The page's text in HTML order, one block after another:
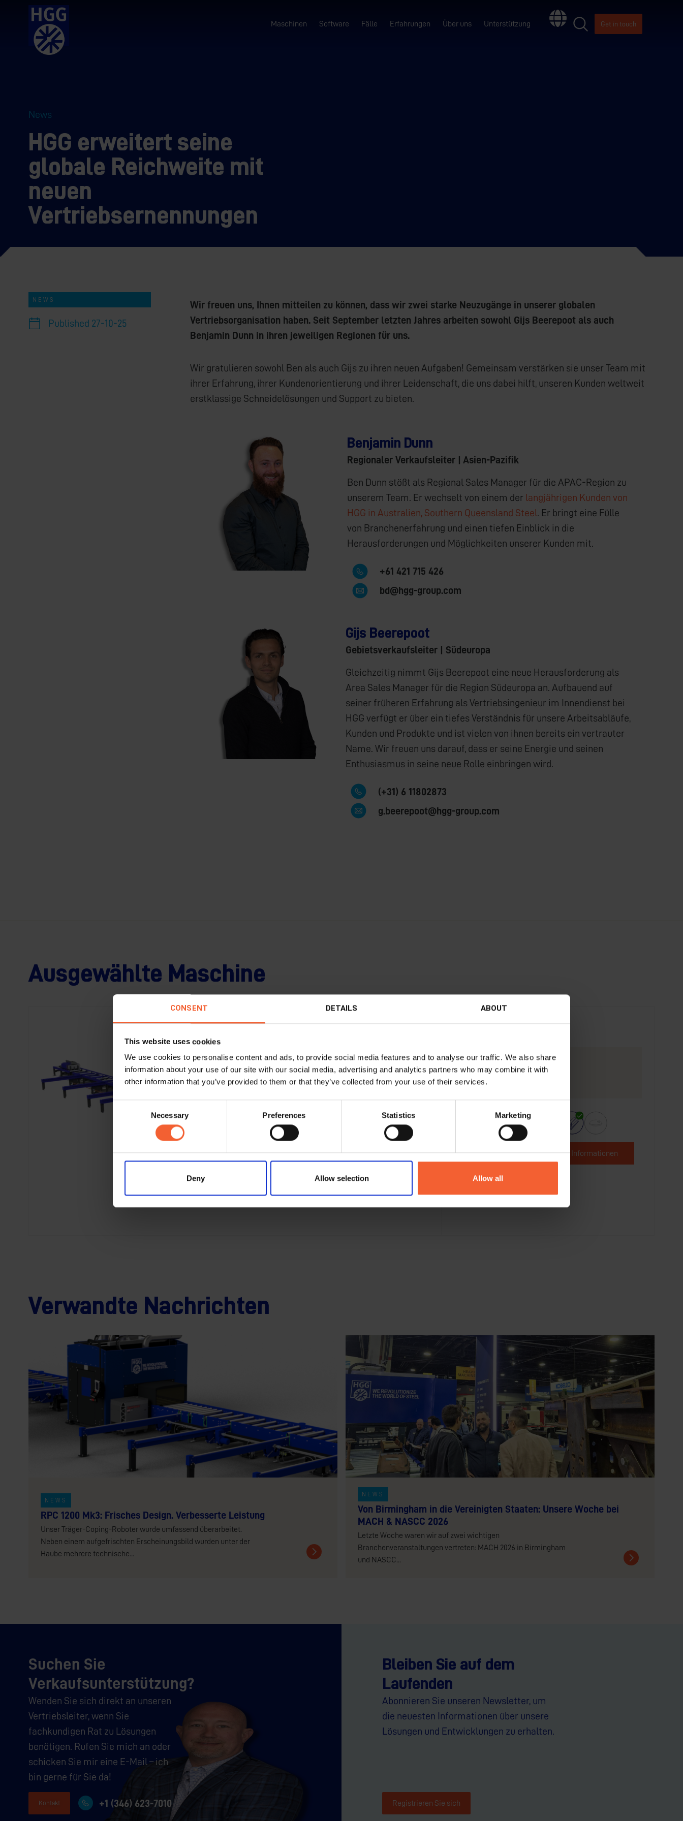
CONSENT DETAILS ABOUT
This website uses cookies
We use cookies to personalise content and ads, to provide social media features and to analyse our traffic. We also share
information about your use of our site with our social media, advertising and analytics partners who may combine it with
other information that you’ve provided to them or that they’ve collected from your use of their services.
Necessary Preferences Statistics Marketing
Deny Allow selection Allow all
Maschinen Software Fälle Erfahrungen Über uns Unterstützung Get in touch
News
HGG erweitert seine
globale Reichweite mit
neuen
Vertriebsernennungen
NEWS
Published 27-10-25
Wir freuen uns, Ihnen mitteilen zu können, dass wir zwei starke Neuzugänge in unserer globalen
Vertriebsorganisation haben. Seit September letzten Jahres arbeiten sowohl Gijs Beerepoot als auch
Benjamin Dunn in ihren jeweiligen Regionen für uns.
Wir gratulieren sowohl Ben als auch Gijs zu ihren neuen Aufgaben! Gemeinsam verstärken sie unser Team mit
ihrer Erfahrung, ihrer Kundenorientierung und ihrer Leidenschaft, die uns dabei hilft, unseren Kunden weltweit
erstklassige Schneidelösungen und Support zu bieten.
Benjamin Dunn
Regionaler Verkaufsleiter | Asien-Pazifik
Ben Dunn stößt als Regional Sales Manager für die APAC-Region zu
unserem Team. Er wechselt von einem der langjährigen Kunden von
HGG in Australien, Southern Queensland Steel. Er bringt eine Fülle
von Branchenerfahrung und einen tiefen Einblick in die
Herausforderungen und Möglichkeiten unserer Kunden mit.
+61 421 715 426
bd@hgg-group.com
Gijs Beerepoot
Gebietsverkaufsleiter | Südeuropa
Gleichzeitig nimmt Gijs Beerepoot eine neue Herausforderung als
Area Sales Manager für die Region Südeuropa an. Aufbauend auf
seiner früheren Erfahrung als Vertriebsingenieur im Innendienst bei
HGG verfügt er über ein tiefes Verständnis für unsere Arbeitsabläufe,
Kunden und Produkte und ist vielen von ihnen bereits ein vertrauter
Name. Wir freuen uns darauf, dass er seine Energie und seinen
Enthusiasmus in seine neue Rolle einbringen wird.
(+31) 6 11802873
g.beerepoot@hgg-group.com
Ausgewählte Maschine
Industrie
Stahlbau
Prozess
Angebot anfordern Mehr Informationen
Verwandte Nachrichten
NEWS
RPC 1200 Mk3: Frisches Design. Verbesserte Leistung
Unser Träger-Coping-Roboter wurde umfassend überarbeitet.
Neben einem aufgefrischten Erscheinungsbild wurden unter der
Haube mehrere technische...
NEWS
Von Birmingham in die Vereinigten Staaten: Unsere Woche bei
MACH & NASCC 2026
Letzte Woche waren wir auf zwei wichtigen
Branchenveranstaltungen vertreten: MACH 2026 in Birmingham
und NASCC...
Suchen Sie
Verkaufsunterstützung?
Wenden Sie sich direkt an unseren
Vertriebsleiter, wenn Sie
fachkundigen Rat zu Lösungen
benötigen. Rufen Sie mich an oder
schicken Sie mir eine E-Mail – ich
bin gerne für Sie da!
Kontakt +1 (346) 623-7010
Bleiben Sie auf dem
Laufenden
Abonnieren Sie unseren Newsletter, um
die neuesten Informationen über unsere
Lösungen und Entwicklungen zu erhalten.
Registrieren Sie sich